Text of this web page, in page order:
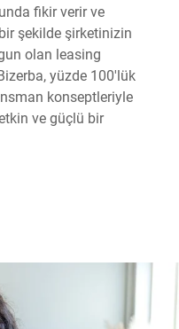
fikir verir ve
şekilde şirketinizin
olan leasing
yüzde 100'lük
konseptleriyle
ve güçlü bir